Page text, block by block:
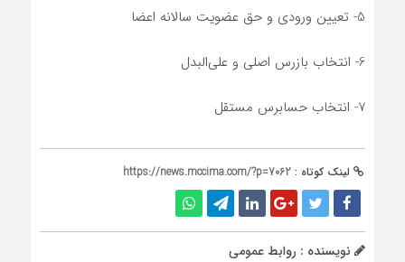
5- تعیین ورودی و حق عضویت سالانه اعضا
6- انتخاب بازرس اصلی و علی‌البدل
7- انتخاب حسابرس مستقل
لینک کوتاه : https://news.mccima.com/?p=7062
نویسنده : روابط عمومی